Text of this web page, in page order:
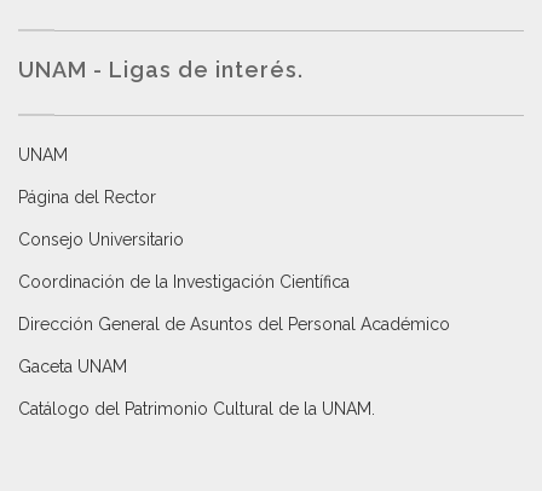
UNAM - Ligas de interés.
UNAM
Página del Rector
Consejo Universitario
Coordinación de la Investigación Científica
Dirección General de Asuntos del Personal Académico
Gaceta UNAM
Catálogo del Patrimonio Cultural de la UNAM.